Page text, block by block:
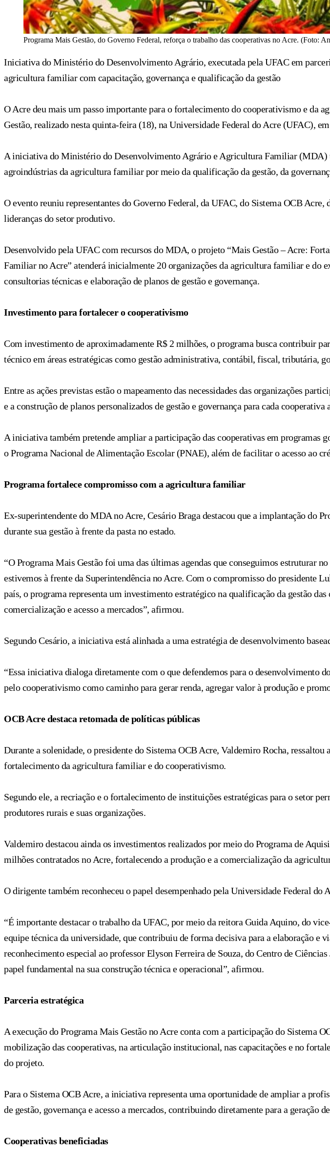
Programa Mais Gestão, do Governo Federal, reforça o trabalho das cooperativas no Acre. (Foto:
Iniciativa do Ministério do Desenvolvimento Agrário, executada pela UFAC em
agricultura familiar com capacitação, governança e qualificação da gestão
O Acre deu mais um passo importante para o fortalecimento do cooperativismo e da
Gestão, realizado nesta quinta-feira (18), na Universidade Federal do Acre (UFAC),
A iniciativa do Ministério do Desenvolvimento Agrário e Agricultura Familiar (MDA)
agroindústrias da agricultura familiar por meio da qualificação da gestão, da
O evento reuniu representantes do Governo Federal, da UFAC, do Sistema OCB
lideranças do setor produtivo.
Desenvolvido pela UFAC com recursos do MDA, o projeto “Mais Gestão – Acre:
Familiar no Acre” atenderá inicialmente 20 organizações da agricultura familiar e do
consultorias técnicas e elaboração de planos de gestão e governança.
Investimento para fortalecer o cooperativismo
Com investimento de aproximadamente R$ 2 milhões, o programa busca contribuir
técnico em áreas estratégicas como gestão administrativa, contábil, fiscal, tributária,
Entre as ações previstas estão o mapeamento das necessidades das organizações
e a construção de planos personalizados de gestão e governança para cada cooperativa
A iniciativa também pretende ampliar a participação das cooperativas em programas
o Programa Nacional de Alimentação Escolar (PNAE), além de facilitar o acesso ao
Programa fortalece compromisso com a agricultura familiar
Ex-superintendente do MDA no Acre, Cesário Braga destacou que a implantação do
durante sua gestão à frente da pasta no estado.
“O Programa Mais Gestão foi uma das últimas agendas que conseguimos estruturar
estivemos à frente da Superintendência no Acre. Com o compromisso do presidente
país, o programa representa um investimento estratégico na qualificação da gestão
comercialização e acesso a mercados”, afirmou.
Segundo Cesário, a iniciativa está alinhada a uma estratégia de desenvolvimento
“Essa iniciativa dialoga diretamente com o que defendemos para o
pelo cooperativismo como caminho para gerar renda, agregar valor à produção e
OCB Acre destaca retomada de políticas públicas
Durante a solenidade, o presidente do Sistema OCB Acre, Valdemiro Rocha,
fortalecimento da agricultura familiar e do cooperativismo.
Segundo ele, a recriação e o fortalecimento de instituições estratégicas para o setor
produtores rurais e suas organizações.
Valdemiro destacou ainda os investimentos realizados por meio do Programa de
milhões contratados no Acre, fortalecendo a produção e a comercialização da
O dirigente também reconheceu o papel desempenhado pela Universidade Federal do
“É importante destacar o trabalho da UFAC, por meio da reitora Guida Aquino, do
equipe técnica da universidade, que contribuiu de forma decisiva para a elaboração e
reconhecimento especial ao professor Elyson Ferreira de Souza, do Centro de
papel fundamental na sua construção técnica e operacional”, afirmou.
Parceria estratégica
A execução do Programa Mais Gestão no Acre conta com a participação do Sistema
mobilização das cooperativas, na articulação institucional, nas capacitações e no
do projeto.
Para o Sistema OCB Acre, a iniciativa representa uma oportunidade de ampliar a
de gestão, governança e acesso a mercados, contribuindo diretamente para a geração
Cooperativas beneficiadas